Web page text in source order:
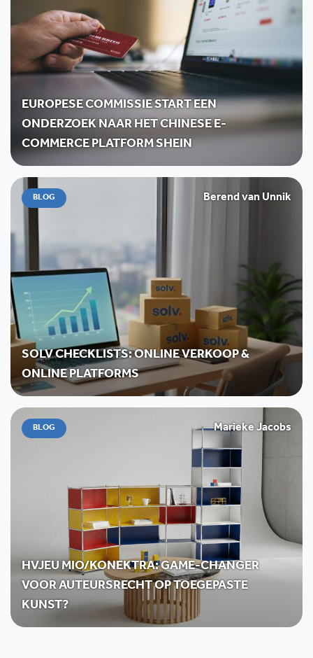
EUROPESE COMMISSIE START EEN
ONDERZOEK NAAR HET CHINESE E-
COMMERCE PLATFORM SHEIN
BLOG Berend van Unnik
SOLV CHECKLISTS: ONLINE VERKOOP &
ONLINE PLATFORMS
BLOG Marieke Jacobs
HVJEU MIO/KONEKTRA: GAME-CHANGER
VOOR AUTEURSRECHT OP TOEGEPASTE
KUNST?